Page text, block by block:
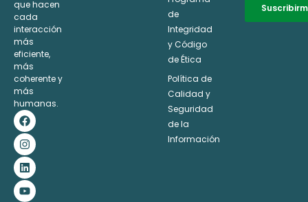
que hacen
cada
interacción
más
eficiente,
más
coherente y
más
humanas.
F
a
c
e
b
o
o
k
I
n
s
t
a
g
r
a
L
i
n
k
e
d
i
n
Y
o
u
t
u
b
e
de
Integridad
y Código
de Ética
Política de
Calidad y
Seguridad
de la
Información